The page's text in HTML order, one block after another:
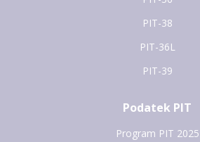
PIT-38
PIT-36L
PIT-39
Podatek PIT
Program PIT 2025